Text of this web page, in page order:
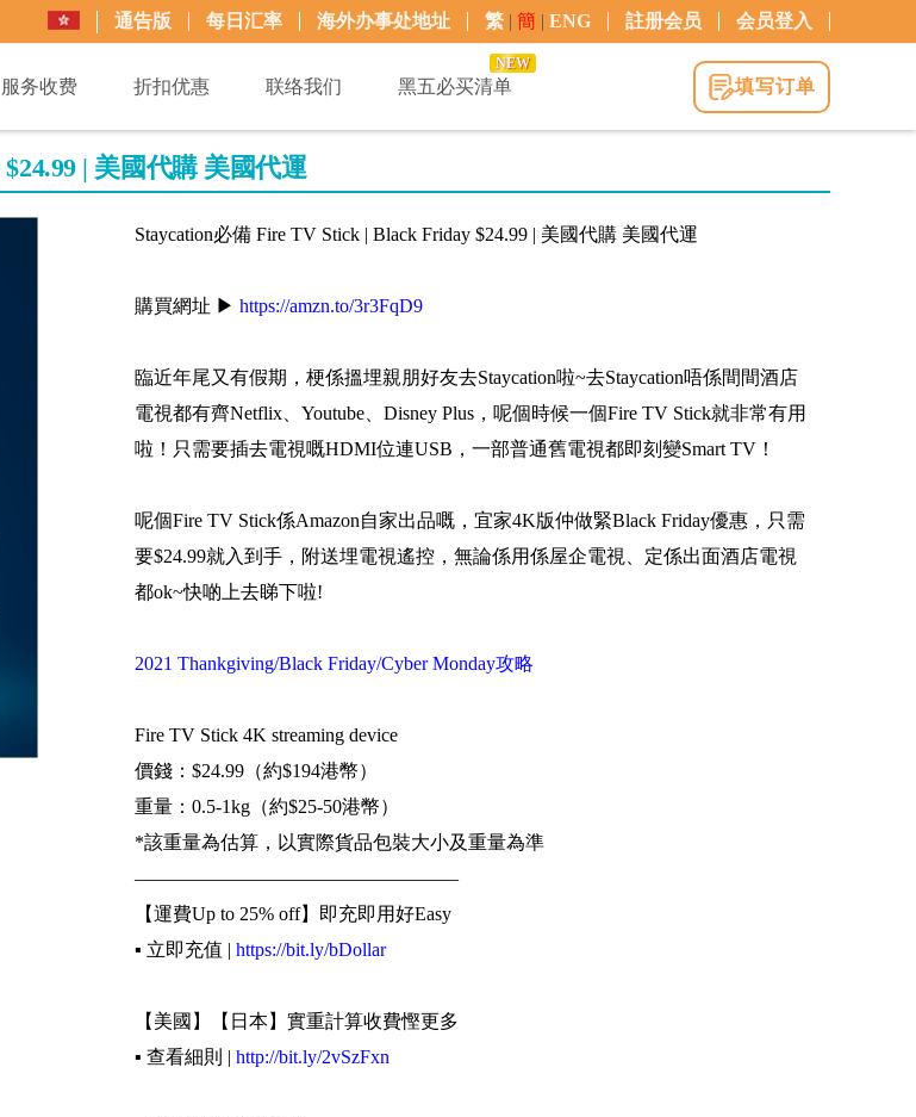
通告版 每日汇率 海外办事处地址 繁 | 簡 | ENG 註册会员 会员登入
服务收费 折扣优惠 联络我们 黑五必买清单
NEW
填写订单
| 美國代購 美國代運
Staycation必備 Fire TV Stick | Black Friday $24.99 | 美國代購 美國代運
購買網址 ▶ https://amzn.to/3r3FqD9
臨近年尾又有假期，梗係搵埋親朋好友去Staycation啦~去Staycation唔係間間酒店
電視都有齊Netflix、Youtube、Disney Plus，呢個時候一個Fire TV Stick就非常有用
啦！只需要插去電視嘅HDMI位連USB，一部普通舊電視都即刻變Smart TV！
呢個Fire TV Stick係Amazon自家出品嘅，宜家4K版仲做緊Black Friday優惠，只需
要$24.99就入到手，附送埋電視遙控，無論係用係屋企電視、定係出面酒店電視
都ok~快啲上去睇下啦!
2021 Thankgiving/Black Friday/Cyber Monday攻略
Fire TV Stick 4K streaming device
價錢：$24.99（約$194港幣）
重量：0.5-1kg（約$25-50港幣）
*該重量為估算，以實際貨品包裝大小及重量為準
—————————————————
【運費Up to 25% off】即充即用好Easy
▪️ 立即充值 | https://bit.ly/bDollar
【美國】【日本】實重計算收費慳更多
▪️ 查看細則 | http://bit.ly/2vSzFxn